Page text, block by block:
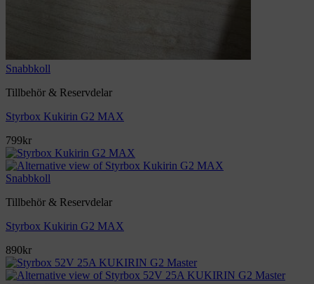
Snabbkoll
Tillbehör & Reservdelar
Styrbox Kukirin G2 MAX
799kr
Snabbkoll
Tillbehör & Reservdelar
Styrbox Kukirin G2 MAX
890kr